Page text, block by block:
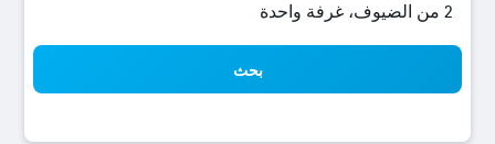
2 من الضيوف، غرفة واحدة
بحث